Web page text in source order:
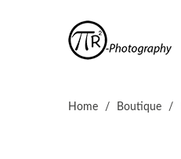
Home / Boutique /